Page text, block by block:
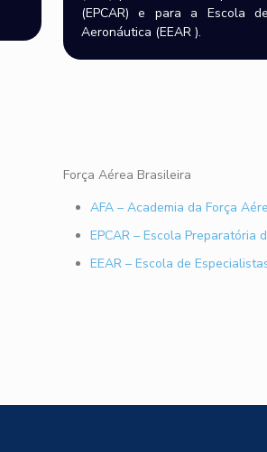
(EPCAR) e para a Escola
Aeronáutica (EEAR ).
Força Aérea Brasileira
AFA – Academia da Força
EPCAR – Escola Preparatória
EEAR – Escola de